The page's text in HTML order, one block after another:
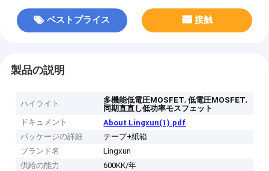
ベストプライス 接触
製品の説明
ハイライト 多機能低電圧MOSFET,低電圧MOSFET,
同期直直し低功率モスフェット
ドキュメント
About Lingxun(1).pdf
パッケージの詳細
テープ+紙箱
ブランド名
Lingxun
供給の能力
600KK/年